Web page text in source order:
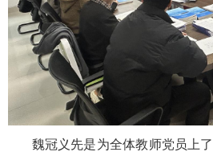
魏冠义先是为全体教师党员上了